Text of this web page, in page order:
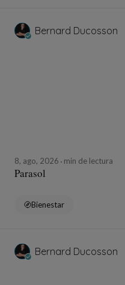
Bernard Ducosson
8, ago, 2026 min de lectura
Parasol
Bienestar
Bernard Ducosson